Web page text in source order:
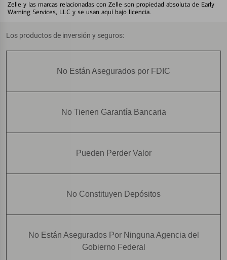
Zelle y las marcas relacionadas con Zelle son propiedad absoluta de Early
Warning Services, LLC y se usan aquí bajo licencia.
Los productos de inversión y seguros:
No Están Asegurados por FDIC
No Tienen Garantía Bancaria
Pueden Perder Valor
No Constituyen Depósitos
No Están Asegurados Por Ninguna Agencia del
Gobierno Federal